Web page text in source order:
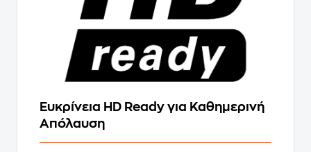
Ευκρίνεια HD Ready για Καθημερινή
Απόλαυση